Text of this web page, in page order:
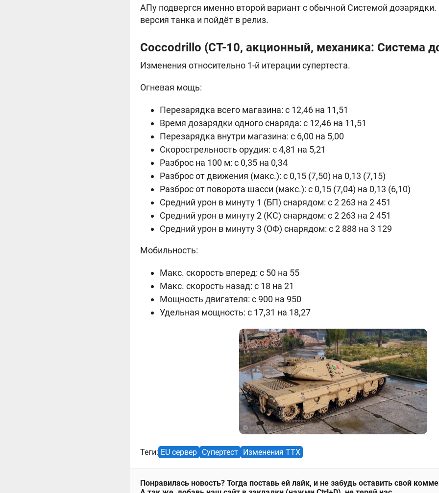
АПу подвергся именно второй вариант с обычной Системой
версия танка и пойдёт в релиз.
Coccodrillo (СТ-10, акционный, механика: Система
Изменения относительно 1-й итерации супертеста.
Огневая мощь:
Перезарядка всего магазина: c 12,46 на 11,51
Время дозарядки одного снаряда: c 12,46 на 11,51
Перезарядка внутри магазина: c 6,00 на 5,00
Скорострельность орудия: c 4,81 на 5,21
Разброс на 100 м: c 0,35 на 0,34
Разброс от движения (макс.): c 0,15 (7,50) на 0,13 (7,15)
Разброс от поворота шасси (макс.): c 0,15 (7,04) на 0,13 (6,10)
Средний урон в минуту 1 (БП) снарядом: c 2 263 на 2 451
Средний урон в минуту 2 (КС) снарядом: c 2 263 на 2 451
Средний урон в минуту 3 (ОФ) снарядом: c 2 888 на 3 129
Мобильность:
Макс. скорость вперед: c 50 на 55
Макс. скорость назад: c 18 на 21
Мощность двигателя: c 900 на 950
Удельная мощность: c 17,31 на 18,27
Теги: EU сервер Супертест Изменения ТТХ
Понравилась новость? Тогда поставь ей лайк, и не забудь оставить свой